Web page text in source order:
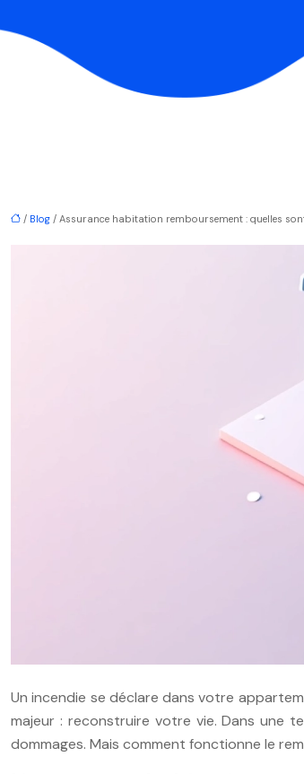
/ Blog / Assurance habitation remboursement : quelles
Un incendie se déclare dans votre
majeur : reconstruire votre vie. Dans une
dommages. Mais comment fonctionne le